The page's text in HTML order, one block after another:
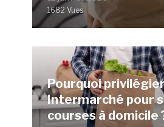
1682 Vues
Pourquoi
Intermarché pour
courses à domicile